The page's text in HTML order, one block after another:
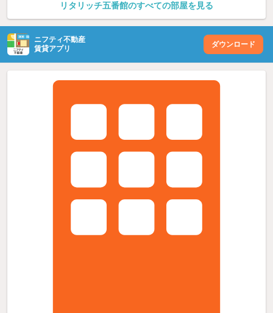
リタリッチ五番館のすべての部屋を見る
ニフティ不動産
賃貸アプリ
ダウンロード